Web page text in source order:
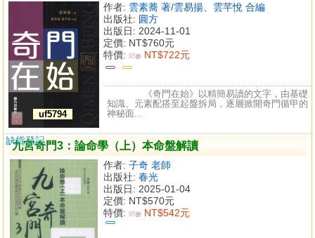
uf5794
作者: 雲素蕎 著/雲易揚、雲芊悅 合編
出版社: 圓方
出版日: 2024-11-01
定價: NT$760元
特價: 95折 NT$722元
《奇門在始》以精簡易讀的文字，由基礎
知識、元素配搭至起盤拆局，逐層掀開奇門循甲的
神秘面...
九宮奇門3：論命學（上）本命盤解讀
作者: 子奇 老師
出版社: 春光
出版日: 2025-01-04
定價: NT$570元
特價: 95折 NT$542元
缺貨登記